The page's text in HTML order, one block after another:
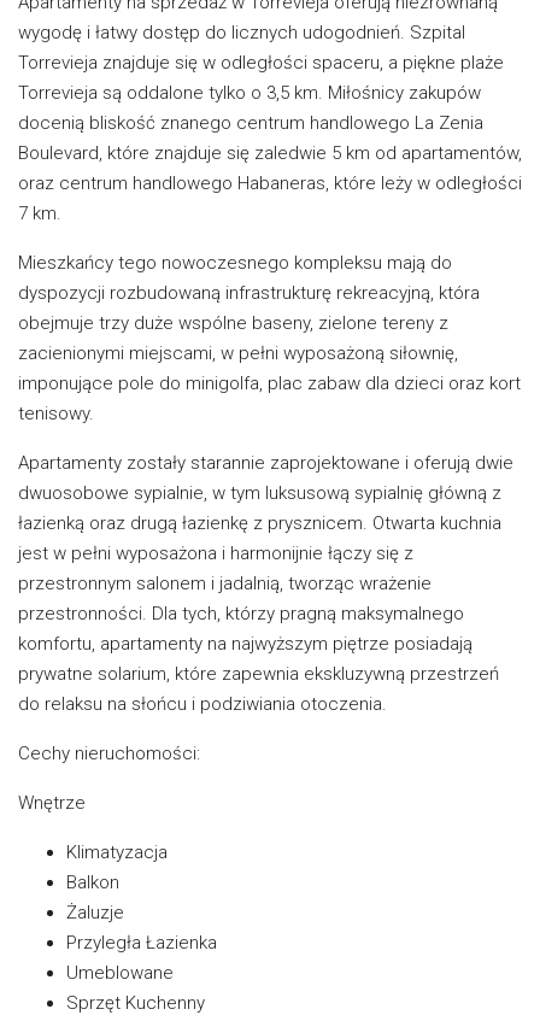
wygodę i łatwy dostęp do licznych udogodnień. Szpital
Torrevieja znajduje się w odległości spaceru, a piękne plaże
Torrevieja są oddalone tylko o 3,5 km. Miłośnicy zakupów
docenią bliskość znanego centrum handlowego La Zenia
Boulevard, które znajduje się zaledwie 5 km od apartamentów,
oraz centrum handlowego Habaneras, które leży w odległości
7 km.
Mieszkańcy tego nowoczesnego kompleksu mają do
dyspozycji rozbudowaną infrastrukturę rekreacyjną, która
obejmuje trzy duże wspólne baseny, zielone tereny z
zacienionymi miejscami, w pełni wyposażoną siłownię,
imponujące pole do minigolfa, plac zabaw dla dzieci oraz kort
tenisowy.
Apartamenty zostały starannie zaprojektowane i oferują dwie
dwuosobowe sypialnie, w tym luksusową sypialnię główną z
łazienką oraz drugą łazienkę z prysznicem. Otwarta kuchnia
jest w pełni wyposażona i harmonijnie łączy się z
przestronnym salonem i jadalnią, tworząc wrażenie
przestronności. Dla tych, którzy pragną maksymalnego
komfortu, apartamenty na najwyższym piętrze posiadają
prywatne solarium, które zapewnia ekskluzywną przestrzeń
do relaksu na słońcu i podziwiania otoczenia.
Cechy nieruchomości:
Wnętrze
Klimatyzacja
Balkon
Żaluzje
Przyległa Łazienka
Umeblowane
Sprzęt Kuchenny